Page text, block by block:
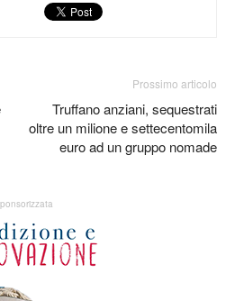
Prossimo articolo
Truffano anziani, sequestrati
oltre un milione e settecentomila
euro ad un gruppo nomade